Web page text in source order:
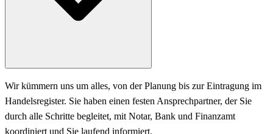
Wir kümmern uns um alles, von der Planung bis zur Eintragung im
Handelsregister. Sie haben einen festen Ansprechpartner, der Sie
durch alle Schritte begleitet, mit Notar, Bank und Finanzamt
koordiniert und Sie laufend informiert.